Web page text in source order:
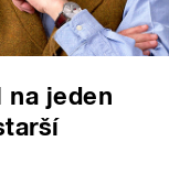
na jeden